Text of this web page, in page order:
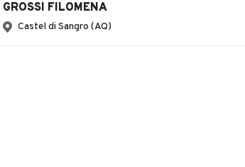
GROSSI FILOMENA
Castel di Sangro (AQ)